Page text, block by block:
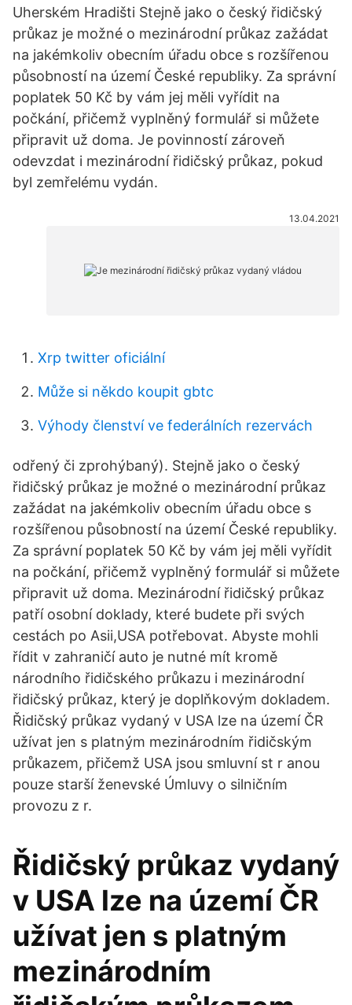
Uherském Hradišti Stejně jako o český řidičský
průkaz je možné o mezinárodní průkaz zažádat
na jakémkoliv obecním úřadu obce s rozšířenou
působností na území České republiky. Za správní
poplatek 50 Kč by vám jej měli vyřídit na
počkání, přičemž vyplněný formulář si můžete
připravit už doma. Je povinností zároveň
odevzdat i mezinárodní řidičský průkaz, pokud
byl zemřelému vydán.
13.04.2021
Xrp twitter oficiální
Může si někdo koupit gbtc
Výhody členství ve federálních rezervách
odřený či zprohýbaný). Stejně jako o český
řidičský průkaz je možné o mezinárodní průkaz
zažádat na jakémkoliv obecním úřadu obce s
rozšířenou působností na území České republiky.
Za správní poplatek 50 Kč by vám jej měli vyřídit
na počkání, přičemž vyplněný formulář si můžete
připravit už doma. Mezinárodní řidičský průkaz
patří osobní doklady, které budete při svých
cestách po Asii,USA potřebovat. Abyste mohli
řídit v zahraničí auto je nutné mít kromě
národního řidičského průkazu i mezinárodní
řidičský průkaz, který je doplňkovým dokladem.
Řidičský průkaz vydaný v USA lze na území ČR
užívat jen s platným mezinárodním řidičským
průkazem, přičemž USA jsou smluvní st r anou
pouze starší ženevské Úmluvy o silničním
provozu z r.
Řidičský průkaz vydaný
v USA lze na území ČR
užívat jen s platným
mezinárodním